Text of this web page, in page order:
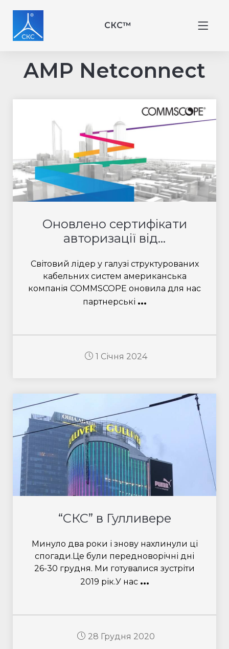
СКС™
AMP Netconnect
Оновлено сертифікати
авторизації від...
Світовий лідер у галузі структурованих
кабельних систем американська
компанія COMMSCOPE оновила для нас
партнерські ...
1 Січня 2024
“СКС” в Гулливере
Минуло два роки і знову нахлинули ці
спогади.Це були передноворічні дні
26-30 грудня. Ми готувалися зустріти
2019 рік.У нас ...
28 Грудня 2020